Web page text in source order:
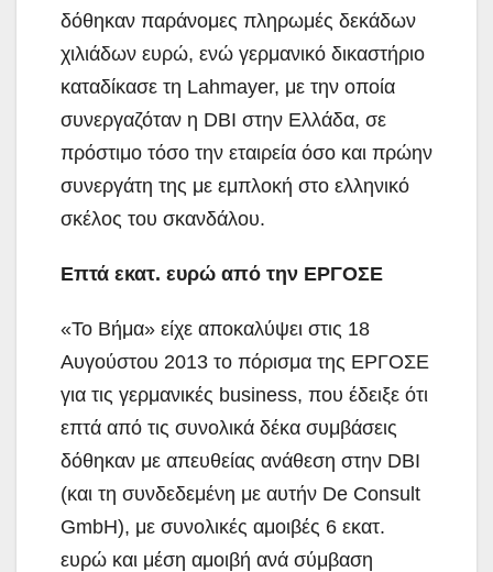
δόθηκαν παράνομες πληρωμές δεκάδων
χιλιάδων ευρώ, ενώ γερμανικό δικαστήριο
καταδίκασε τη Lahmayer, με την οποία
συνεργαζόταν η DBI στην Ελλάδα, σε
πρόστιμο τόσο την εταιρεία όσο και πρώην
συνεργάτη της με εμπλοκή στο ελληνικό
σκέλος του σκανδάλου.
Επτά εκατ. ευρώ από την ΕΡΓΟΣΕ
«Το Βήμα» είχε αποκαλύψει στις 18
Αυγούστου 2013 το πόρισμα της ΕΡΓΟΣΕ
για τις γερμανικές business, που έδειξε ότι
επτά από τις συνολικά δέκα συμβάσεις
δόθηκαν με απευθείας ανάθεση στην DBI
(και τη συνδεδεμένη με αυτήν De Consult
GmbH), με συνολικές αμοιβές 6 εκατ.
ευρώ και μέση αμοιβή ανά σύμβαση